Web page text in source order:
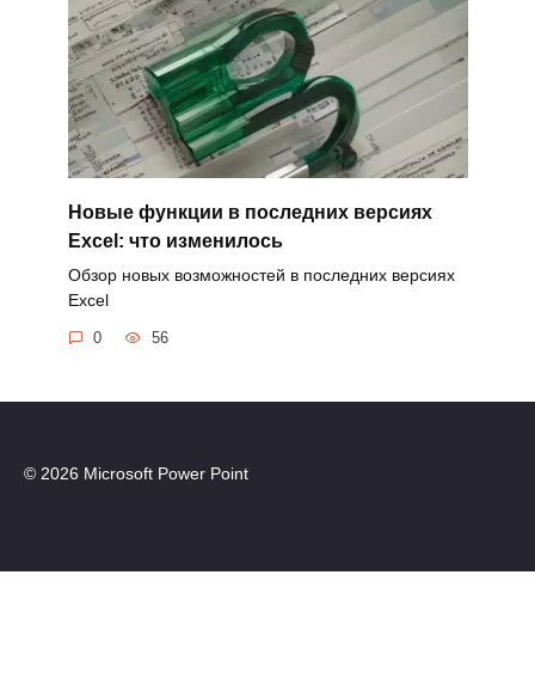
Новые функции в последних версиях
Excel: что изменилось
Обзор новых возможностей в последних версиях
Excel
0 56
© 2026 Microsoft Power Point